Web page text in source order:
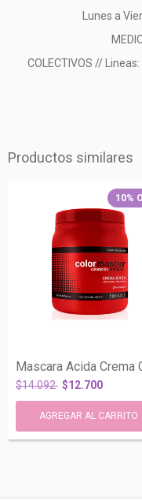
Lunes a
COLECTIVOS //
Productos similares
10%
$14.092 $12.700